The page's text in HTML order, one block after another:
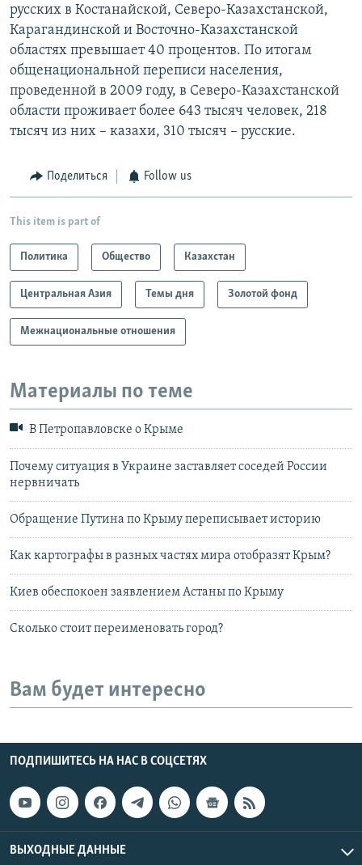
русских в Костанайской, Северо-Казахстанской,
Карагандинской и Восточно-Казахстанской
областях превышает 40 процентов. По итогам
общенациональной переписи населения,
проведенной в 2009 году, в Северо-Казахстанской
области проживает более 643 тысяч человек, 218
тысяч из них – казахи, 310 тысяч – русские.
Поделиться Follow us
This item is part of
Политика Общество Казахстан
Центральная Азия Темы дня Золотой фонд
Межнациональные отношения
Материалы по теме
В Петропавловске о Крыме
Почему ситуация в Украине заставляет соседей России
нервничать
Обращение Путина по Крыму переписывает историю
Как картографы в разных частях мира отобразят Крым?
Киев обеспокоен заявлением Астаны по Крыму
Сколько стоит переименовать город?
Вам будет интересно
ПОДПИШИТЕСЬ НА НАС В СОЦСЕТЯХ
ВЫХОДНЫЕ ДАННЫЕ